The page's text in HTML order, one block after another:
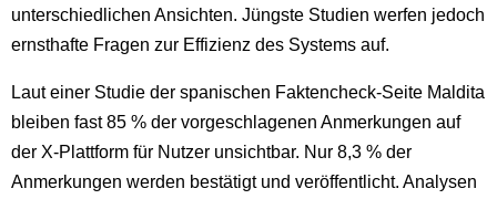
unterschiedlichen Ansichten. Jüngste Studien werfen jedoch
ernsthafte Fragen zur Effizienz des Systems auf.
Laut einer Studie der spanischen Faktencheck-Seite Maldita
bleiben fast 85 % der vorgeschlagenen Anmerkungen auf
der X-Plattform für Nutzer unsichtbar. Nur 8,3 % der
Anmerkungen werden bestätigt und veröffentlicht. Analysen